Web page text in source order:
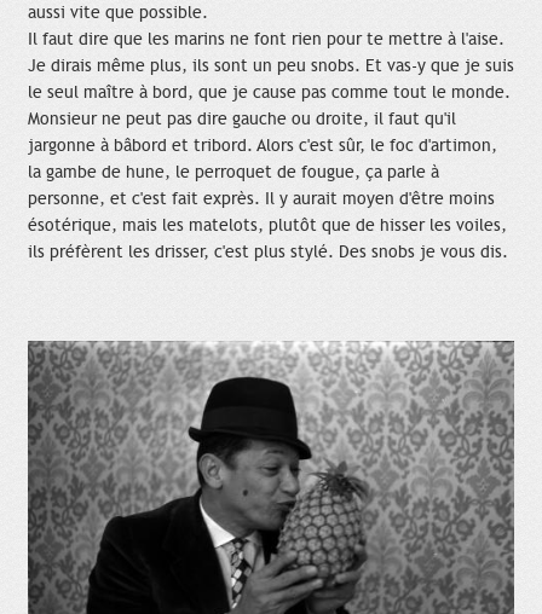
aussi vite que possible.
Il faut dire que les marins ne font rien pour te mettre à l'aise.
Je dirais même plus, ils sont un peu snobs. Et vas-y que je suis
le seul maître à bord, que je cause pas comme tout le monde.
Monsieur ne peut pas dire gauche ou droite, il faut qu'il
jargonne à bâbord et tribord. Alors c'est sûr, le foc d'artimon,
la gambe de hune, le perroquet de fougue, ça parle à
personne, et c'est fait exprès. Il y aurait moyen d'être moins
ésotérique, mais les matelots, plutôt que de hisser les voiles,
ils préfèrent les drisser, c'est plus stylé. Des snobs je vous dis.